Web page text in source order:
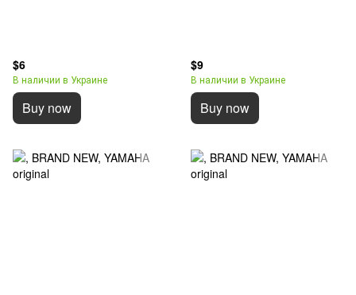
$6
В наличии в Украине
Buy now
$9
В наличии в Украине
Buy now